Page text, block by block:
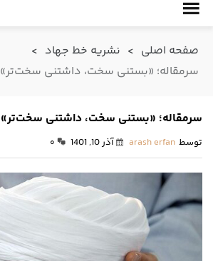
صفحه اصلی > نشریه خط جهاد >
سرمقاله؛ «بستنی سخت، داشتنی سخت‌تر»
سرمقاله؛ «بستنی سخت، داشتنی سخت‌تر»
توسط arash erfan آذر 10, 1401 ۰